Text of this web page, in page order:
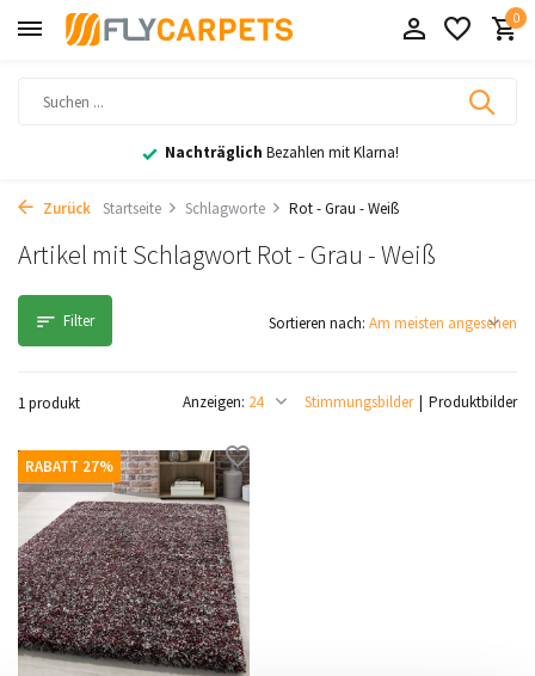
0
Nachträglich Bezahlen mit Klarna!
Zurück Startseite Schlagworte Rot - Grau - Weiß
Artikel mit Schlagwort Rot - Grau - Weiß
Filter
1 produkt Stimmungsbilder Produktbilder
Anzeigen:
Sortieren nach:
RABATT 27%